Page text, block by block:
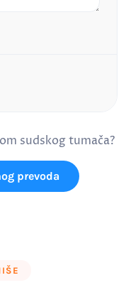
sudskog tumača?
prevoda